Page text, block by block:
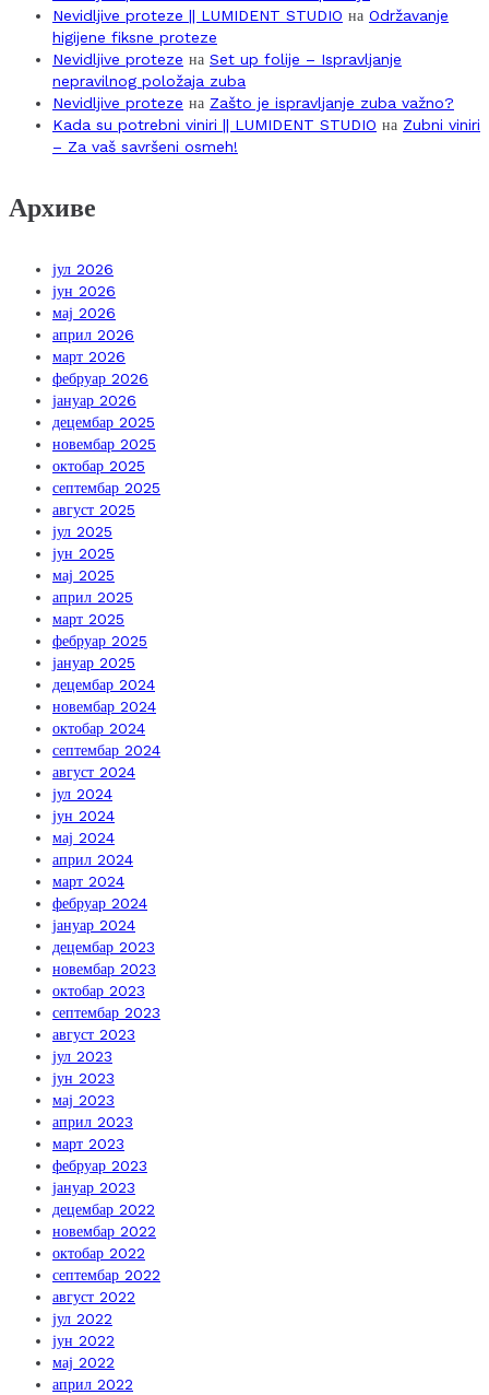
Nevidljive proteze || LUMIDENT STUDIO на Održavanje
higijene fiksne proteze
Nevidljive proteze на Set up folije – Ispravljanje
nepravilnog položaja zuba
Nevidljive proteze на Zašto je ispravljanje zuba važno?
Kada su potrebni viniri || LUMIDENT STUDIO на Zubni viniri
– Za vaš savršeni osmeh!
Архиве
јул 2026
јун 2026
мај 2026
април 2026
март 2026
фебруар 2026
јануар 2026
децембар 2025
новембар 2025
октобар 2025
септембар 2025
август 2025
јул 2025
јун 2025
мај 2025
април 2025
март 2025
фебруар 2025
јануар 2025
децембар 2024
новембар 2024
октобар 2024
септембар 2024
август 2024
јул 2024
јун 2024
мај 2024
април 2024
март 2024
фебруар 2024
јануар 2024
децембар 2023
новембар 2023
октобар 2023
септембар 2023
август 2023
јул 2023
јун 2023
мај 2023
април 2023
март 2023
фебруар 2023
јануар 2023
децембар 2022
новембар 2022
октобар 2022
септембар 2022
август 2022
јул 2022
јун 2022
мај 2022
април 2022